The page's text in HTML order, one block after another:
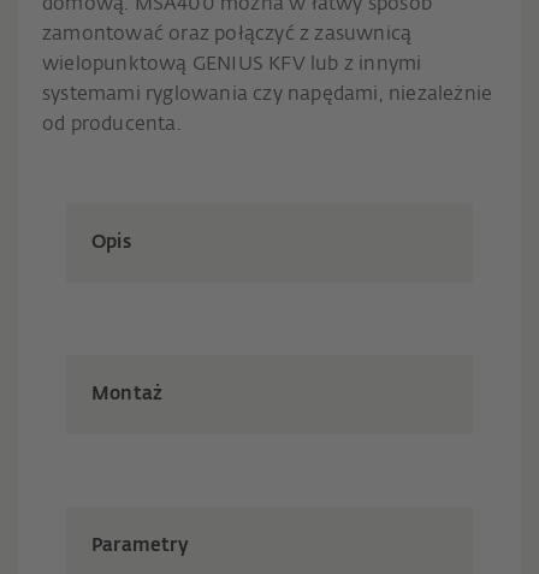
domową. MSA400 można w łatwy sposób
zamontować oraz połą­czyć z zasuwnicą
wielopunktową GENIUS KFV lub z innymi
systemami ryglowania czy napędami, niezależnie
od producenta.
Opis
Montaż
Parametry